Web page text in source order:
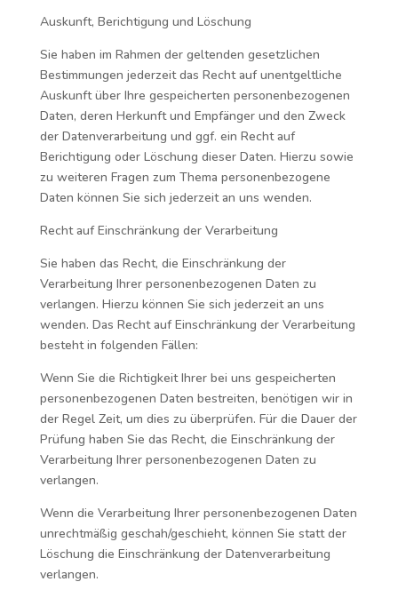
Auskunft, Berichtigung und Löschung
Sie haben im Rahmen der geltenden gesetzlichen
Bestimmungen jederzeit das Recht auf unentgeltliche
Auskunft über Ihre gespeicherten personenbezogenen
Daten, deren Herkunft und Empfänger und den Zweck
der Datenverarbeitung und ggf. ein Recht auf
Berichtigung oder Löschung dieser Daten. Hierzu sowie
zu weiteren Fragen zum Thema personenbezogene
Daten können Sie sich jederzeit an uns wenden.
Recht auf Einschränkung der Verarbeitung
Sie haben das Recht, die Einschränkung der
Verarbeitung Ihrer personenbezogenen Daten zu
verlangen. Hierzu können Sie sich jederzeit an uns
wenden. Das Recht auf Einschränkung der Verarbeitung
besteht in folgenden Fällen:
Wenn Sie die Richtigkeit Ihrer bei uns gespeicherten
personenbezogenen Daten bestreiten, benötigen wir in
der Regel Zeit, um dies zu überprüfen. Für die Dauer der
Prüfung haben Sie das Recht, die Einschränkung der
Verarbeitung Ihrer personenbezogenen Daten zu
verlangen.
Wenn die Verarbeitung Ihrer personenbezogenen Daten
unrechtmäßig geschah/geschieht, können Sie statt der
Löschung die Einschränkung der Datenverarbeitung
verlangen.